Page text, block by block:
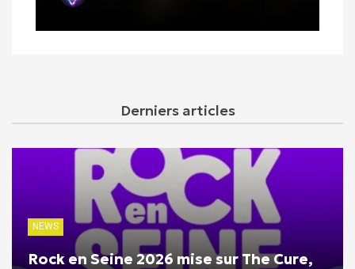
Derniers articles
NEWS
Rock en Seine 2026 mise sur The Cure,